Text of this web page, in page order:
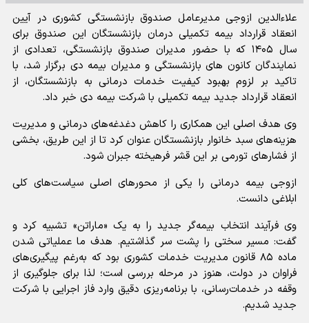
علاءالدین ازوجی مدیرعامل صندوق بازنشستگی کشوری در آیین
انعقاد قرارداد بیمه تکمیلی درمان بازنشستگان این صندوق برای
سال ۱۴۰۵ که با حضور مدیران صندوق بازنشستگی، تعدادی از
نمایندگان کانون های بازنشستگی و مدیران بیمه دی برگزار شد، با
تاکید بر لزوم بهبود کیفیت خدمات درمانی به بازنشستگان، از
انعقاد قرارداد جدید بیمه تکمیلی با شرکت بیمه دی خبر داد.
وی هدف اصلی این همکاری را کاهش دغدغه‌های درمانی و مدیریت
هزینه‌های سبد خانوار بازنشستگان عنوان کرد تا از این طریق، بخشی
از فشارهای تورمی بر این قشر فرهیخته جبران شود.
ازوجی بیمه درمانی را یکی از محورهای اصلی سیاست‌های کلی
ابلاغی دانست.
وی فرآیند انتخاب بیمه‌گر جدید را به یک «ماراتن» تشبیه کرد و
گفت: مسیر سختی را پشت سر گذاشتیم. هدف ما عملیاتی شدن
ماده ۸۵ قانون مدیریت خدمات کشوری بود که به‌رغم پیگیری‌های
فراوان در دولت، هنوز در مرحله بررسی است؛ لذا برای جلوگیری از
وقفه در خدمات‌رسانی، با برنامه‌ریزی دقیق وارد فاز اجرایی با شرکت
جدید شدیم.